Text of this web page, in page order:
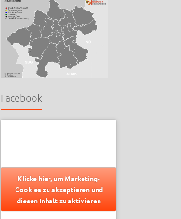
Facebook
Klicke hier, um Marketing-
Cookies zu akzeptieren und
diesen Inhalt zu aktivieren